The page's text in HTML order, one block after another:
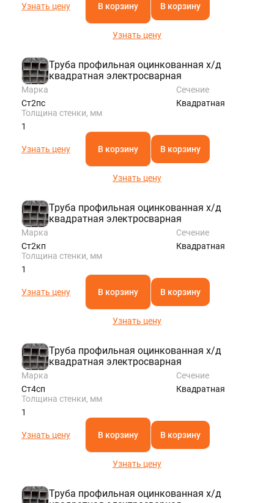
Узнать цену В корзину В корзину
Узнать цену
Труба профильная оцинкованная х/д
квадратная электросварная
Марка
Ст2пс
Сечение
Квадратная
Толщина стенки, мм
1
Узнать цену В корзину В корзину
Узнать цену
Труба профильная оцинкованная х/д
квадратная электросварная
Марка
Ст2кп
Сечение
Квадратная
Толщина стенки, мм
1
Узнать цену В корзину В корзину
Узнать цену
Труба профильная оцинкованная х/д
квадратная электросварная
Марка
Ст4сп
Сечение
Квадратная
Толщина стенки, мм
1
Узнать цену В корзину В корзину
Узнать цену
Труба профильная оцинкованная х/д